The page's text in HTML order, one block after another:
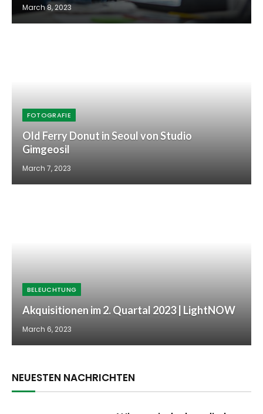
March 8, 2023
FOTOGRAFIE
Old Ferry Donut in Seoul von Studio
Gimgeosil
March 7, 2023
BELEUCHTUNG
Akquisitionen im 2. Quartal 2023 | LightNOW
March 6, 2023
NEUESTEN NACHRICHTEN